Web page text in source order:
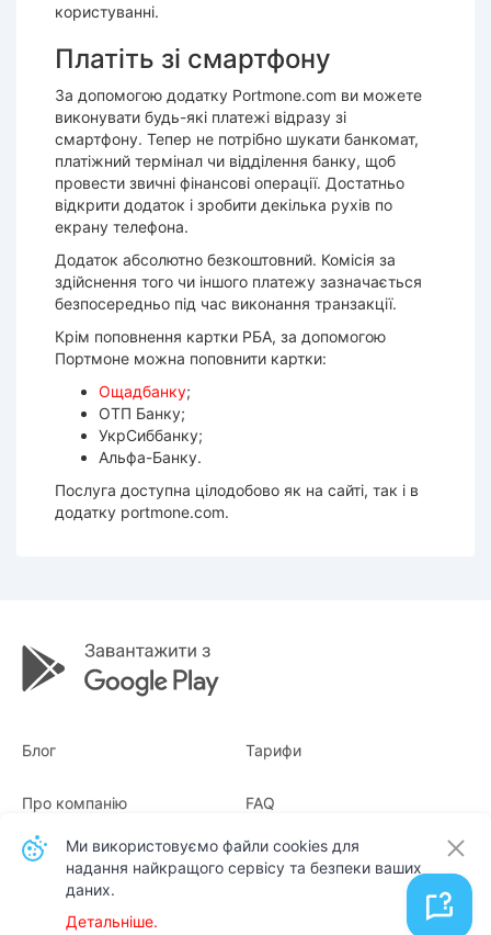
користуванні.
Платіть зі смартфону
За допомогою додатку Portmone.com ви можете
виконувати будь-які платежі відразу зі
смартфону. Тепер не потрібно шукати банкомат,
платіжний термінал чи відділення банку, щоб
провести звичні фінансові операції. Достатньо
відкрити додаток і зробити декілька рухів по
екрану телефона.
Додаток абсолютно безкоштовний. Комісія за
здійснення того чи іншого платежу зазначається
безпосередньо під час виконання транзакції.
Крім поповнення картки РБА, за допомогою
Портмоне можна поповнити картки:
Ощадбанку;
ОТП Банку;
УкрСиббанку;
Альфа-Банку.
Послуга доступна цілодобово як на сайті, так і в
додатку portmone.com.
Блог Тарифи
Про компанію
Квитанції
FAQ
Для бізнесу
Ми використовуємо файли cookies для
надання найкращого сервісу та безпеки ваших
даних.
Детальніше.